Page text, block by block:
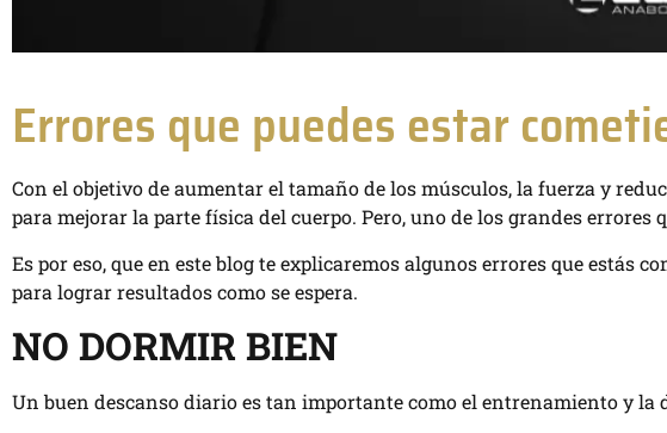
Errores que puedes estar
Con el objetivo de aumentar el tamaño de los músculos, la fuerza y
para mejorar la parte física del cuerpo. Pero, uno de los grandes errores
Es por eso, que en este blog te explicaremos algunos errores que estás
para lograr resultados como se espera.
NO DORMIR BIEN
Un buen descanso diario es tan importante como el entrenamiento y